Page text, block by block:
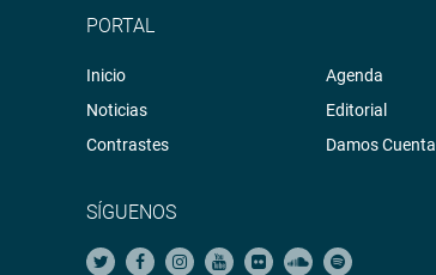
PORTAL
Inicio
Noticias
Contrastes
Agenda
Editorial
Damos Cuenta
SÍGUENOS